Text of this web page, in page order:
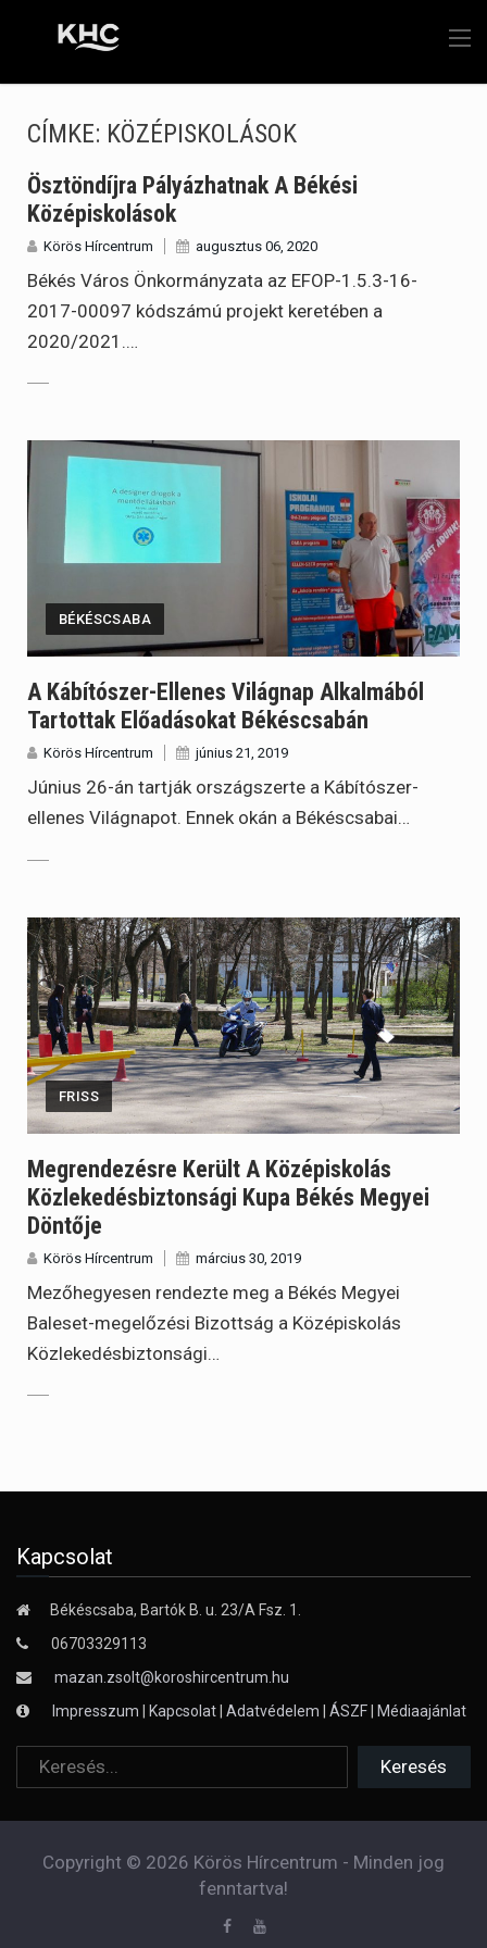
CÍMKE: KÖZÉPISKOLÁSOK
Ösztöndíjra Pályázhatnak A Békési
Középiskolások
Körös Hírcentrum augusztus 06, 2020
Békés Város Önkormányzata az EFOP-1.5.3-16-
2017-00097 kódszámú projekt keretében a
2020/2021.…
BÉKÉSCSABA
A Kábítószer-Ellenes Világnap Alkalmából
Tartottak Előadásokat Békéscsabán
Körös Hírcentrum június 21, 2019
Június 26-án tartják országszerte a Kábítószer-
ellenes Világnapot. Ennek okán a Békéscsabai…
FRISS
Megrendezésre Került A Középiskolás
Közlekedésbiztonsági Kupa Békés Megyei
Döntője
Körös Hírcentrum március 30, 2019
Mezőhegyesen rendezte meg a Békés Megyei
Baleset-megelőzési Bizottság a Középiskolás
Közlekedésbiztonsági…
Kapcsolat
Békéscsaba, Bartók B. u. 23/A Fsz. 1.
06703329113
mazan.zsolt@koroshircentrum.hu
Impresszum
Kapcsolat Adatvédelem ÁSZF Médiaajánlat
Copyright © 2026 Körös Hírcentrum - Minden jog
fenntartva!